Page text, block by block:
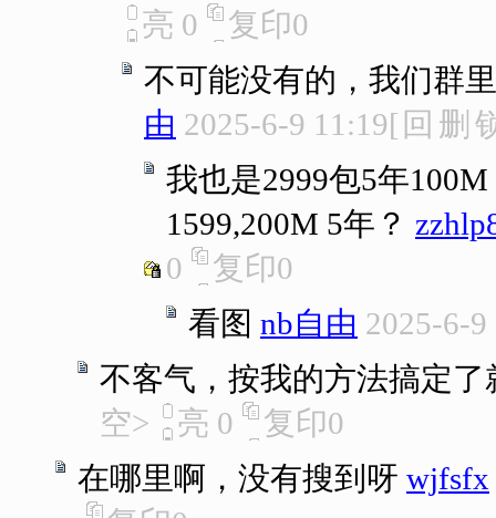
亮 0 复印0
不可能没有的，我们群
由 2025-6-9 11:19[ 回 删
我也是2999包5年
1599,200M 5年？
0
复印0
看图 nb自由 2025-6-9
不客气，按我的方法搞定了
空>
亮 0 复印0
在哪里啊，没有搜到呀 wjfsfx